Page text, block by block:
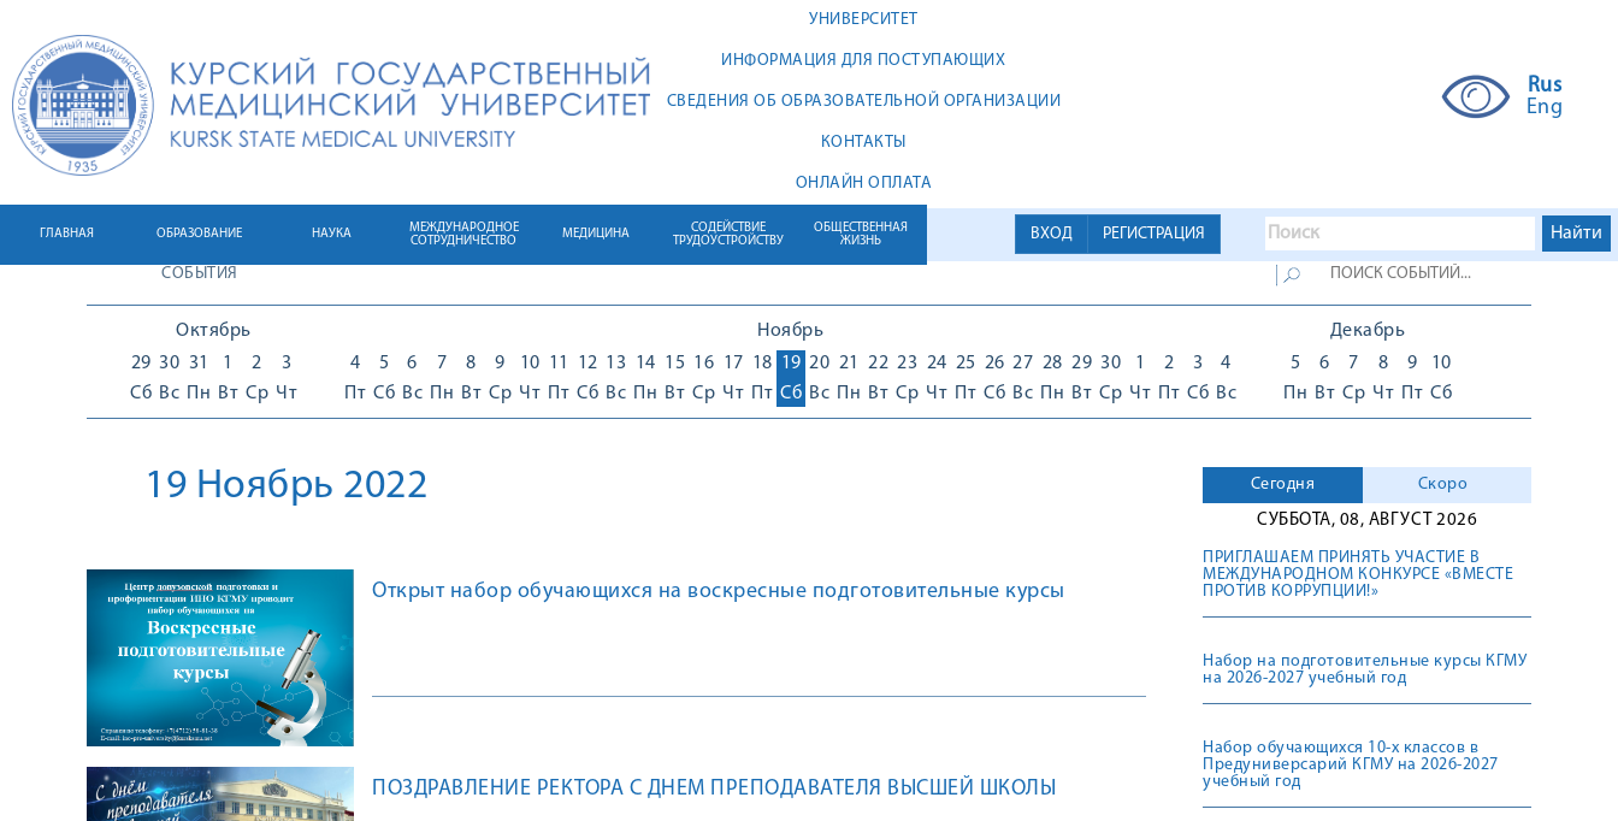
УНИВЕРСИТЕТ
ИНФОРМАЦИЯ ДЛЯ ПОСТУПАЮЩИХ
СВЕДЕНИЯ ОБ ОБРАЗОВАТЕЛЬНОЙ ОРГАНИЗАЦИИ
КОНТАКТЫ
ОНЛАЙН ОПЛАТА
Rus
Eng
ВХОД РЕГИСТРАЦИЯ
ГЛАВНАЯ ОБРАЗОВАНИЕ НАУКА
МЕЖДУНАРОДНОЕ
СОТРУДНИЧЕСТВО
МЕДИЦИНА
СОДЕЙСТВИЕ
ТРУДОУСТРОЙСТВУ
ОБЩЕСТВЕННАЯ
ЖИЗНЬ
СОБЫТИЯ
Октябрь
29
Сб
30
Вс
31
Пн
1
Вт
2
Ср
3
Чт
Ноябрь
4
Пт
5
Сб
6
Вс
7
Пн
8
Вт
9
Ср
10
Чт
11
Пт
12
Сб
13
Вс
14
Пн
15
Вт
16
Ср
17
Чт
18
Пт
19
Сб
20
Вс
21
Пн
22
Вт
23
Ср
24
Чт
25
Пт
26
Сб
27
Вс
28
Пн
29
Вт
30
Ср
1
Чт
2
Пт
3
Сб
4
Вс
Декабрь
5
Пн
6
Вт
7
Ср
8
Чт
9
Пт
10
Сб
19 Ноябрь 2022
Открыт набор обучающихся на воскресные подготовительные курсы
ПОЗДРАВЛЕНИЕ РЕКТОРА С ДНЕМ ПРЕПОДАВАТЕЛЯ ВЫСШЕЙ ШКОЛЫ
Сегодня
Скоро
СУББОТА, 08, АВГУСТ 2026
ПРИГЛАШАЕМ ПРИНЯТЬ УЧАСТИЕ В
МЕЖДУНАРОДНОМ КОНКУРСЕ «ВМЕСТЕ
ПРОТИВ КОРРУПЦИИ!»
Набор на подготовительные курсы КГМУ
на 2026-2027 учебный год
Набор обучающихся 10-х классов в
Предуниверсарий КГМУ на 2026-2027
учебный год